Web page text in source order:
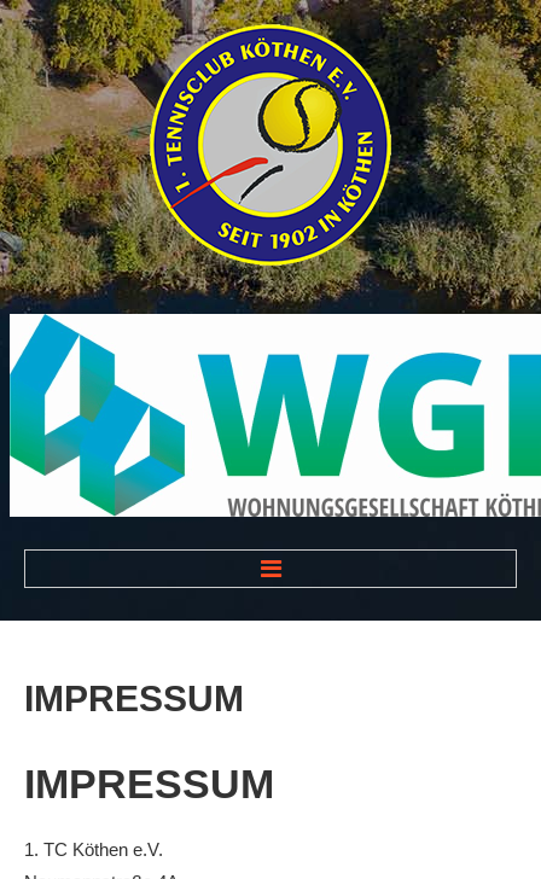
VEREIN
Das Clubhaus
IMPRESSUM
IMPRESSUM
1. TC Köthen e.V.